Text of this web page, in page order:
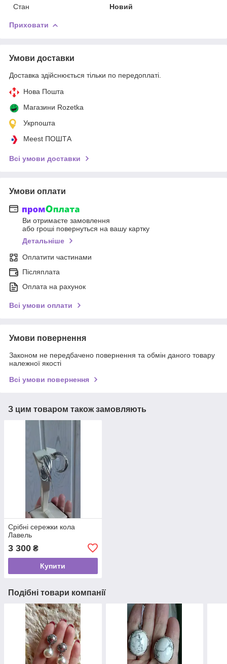
Стан
Новий
Приховати
Умови доставки
Доставка здійснюється тільки по передоплаті.
Нова Пошта
Магазини Rozetka
Укрпошта
Meest ПОШТА
Всі умови доставки
Умови оплати
Ви отримаєте замовлення
або гроші повернуться на вашу картку
Детальніше
Оплатити частинами
Післяплата
Оплата на рахунок
Всі умови оплати
Умови повернення
Законом не передбачено повернення та обмін даного товару
належної якості
Всі умови повернення
З цим товаром також замовляють
Срібні сережки кола
Лавель
3 300 ₴
Купити
Подібні товари компанії